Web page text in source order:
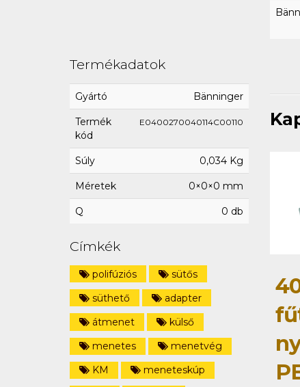
Termékadatok
Gyártó Bänninger
Termék
kód
E0400270040114C00110
Súly 0,034 Kg
Méretek 0×0×0 mm
Q 0 db
Címkék
polifúziós
sütős
süthető
adapter
átmenet
külső
menetes
menetvég
KM
meneteskúp